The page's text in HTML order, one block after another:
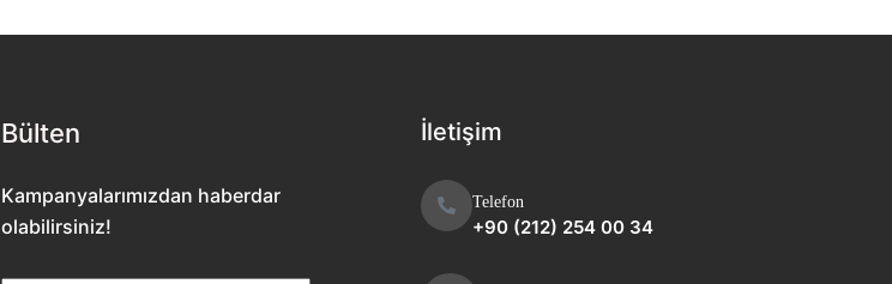
Bülten​
Kampanyalarımızdan haberdar
olabilirsiniz!
İletişim
Telefon
+90 (212) 254 00 34